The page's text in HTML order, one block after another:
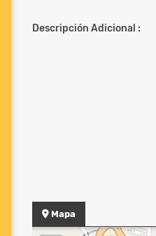
Descripción Adicional :
Mapa